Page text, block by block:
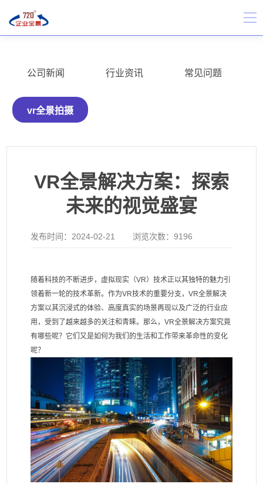
公司新闻 行业资讯 常见问题
vr全景拍摄
VR全景解决方案：探索
未来的视觉盛宴
发布时间： 2024-02-21 浏览次数：9196
随着科技的不断进步，虚拟现实（VR）技术正以其独特的魅力引
领着新一轮的技术革新。作为VR技术的重要分支，VR全景解决
方案以其沉浸式的体验、高度真实的场景再现以及广泛的行业应
用，受到了越来越多的关注和青睐。那么，VR全景解决方案究竟
有哪些呢？它们又是如何为我们的生活和工作带来革命性的变化
呢？